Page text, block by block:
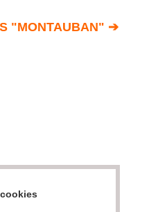
"MONTAUBAN" ➔